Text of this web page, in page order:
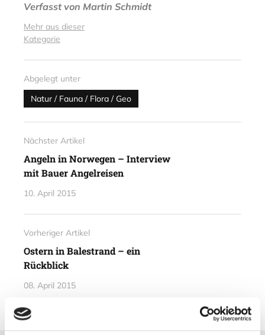
Verfasst von Martin Schmidt
Mehr aus dieser
Kategorie
Abgelegt unter
Natur / Fauna / Flora / Geo
Nächster Artikel
Angeln in Norwegen – Interview
mit Bauer Angelreisen
10. April 2015
Vorheriger Artikel
Ostern in Balestrand – ein
Rückblick
08. April 2015